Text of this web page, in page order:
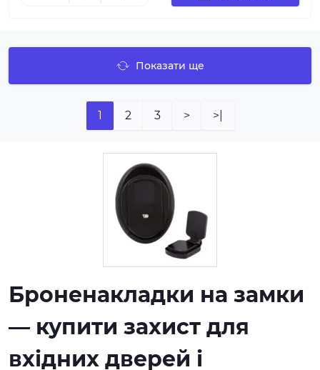
Показати ще
1 2 3 > >|
Броненакладки на замки
— купити захист для
вхідних дверей і